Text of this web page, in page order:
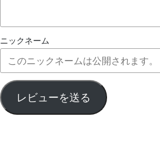
ニックネーム
レビューを送る